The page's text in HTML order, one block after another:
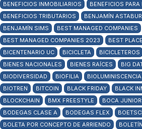
BENEFICIOS INMOBILIARIOS
BENEFICIOS
BENEFICIOS TRIBUTARIOS
BENJAMÍN
BENJAMÍN SIMS
BEST MANAGED COMPANIES
BEST MANAGED COMPANIES 2023
BEST
BICENTENARIO UC
BICICLETA BICICLETEROS
BIENES NACIONALES
BIENES RAÍCES BIG
BIODIVERSIDAD
BIOFILIA BIOLUMINISCENCIA
BIOTREN
BITCOIN BLACK FRIDAY BLACK
BLOCKCHAIN
BMX FREESTYLE BOCA
BODEGAS CLASE A
BODEGAS FLEX
BOLETA POR CONCEPTO DE ARRIENDO